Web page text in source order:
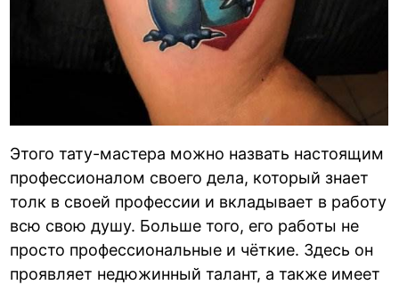
Этого тату-мастера можно назвать настоящим
профессионалом своего дела, который знает
толк в своей профессии и вкладывает в работу
всю свою душу. Больше того, его работы не
просто профессиональные и чёткие. Здесь он
проявляет недюжинный талант, а также имеет